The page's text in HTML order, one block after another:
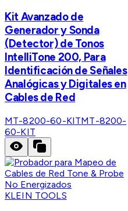
Kit Avanzado de
Generador y Sonda
(Detector) de Tonos
IntelliTone 200, Para
Identificación de Señales
Analógicas y Digitales en
Cables de Red
MT-8200-60-KITMT-8200-
60-KIT
KLEIN TOOLS